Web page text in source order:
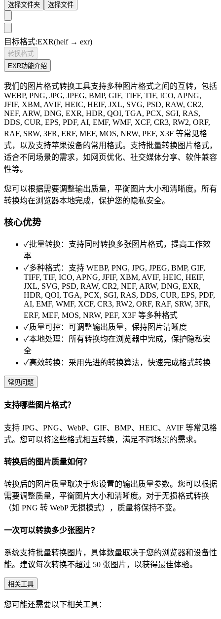
选择文件夹 选择文件
目标格式:EXR(heif → exr)
转换格式
EXR功能介绍
我们的图片格式转换工具支持多种图片格式之间的互转，包括
WEBP, PNG, JPG, JPEG, BMP, GIF, TIFF, TIF, ICO, APNG,
JFIF, XBM, AVIF, HEIC, HEIF, JXL, SVG, PSD, RAW, CR2,
NEF, ARW, DNG, EXR, HDR, QOI, TGA, PCX, SGI, RAS,
DDS, CUR, EPS, PDF, AI, EMF, WMF, XCF, CR3, RW2, ORF,
RAF, SRW, 3FR, ERF, MEF, MOS, NRW, PEF, X3F 等常见格
式，以及支持苹果设备的常用格式。支持批量转换图片格式，
适合不同场景的需求，如网页优化、社交媒体分享、软件兼容
性等。
您可以根据需要调整输出质量，平衡图片大小和清晰度。所有
转换均在浏览器本地完成，保护您的隐私安全。
核心优势
✓批量转换：支持同时转换多张图片格式，提高工作效
率
✓多种格式：支持 WEBP, PNG, JPG, JPEG, BMP, GIF,
TIFF, TIF, ICO, APNG, JFIF, XBM, AVIF, HEIC, HEIF,
JXL, SVG, PSD, RAW, CR2, NEF, ARW, DNG, EXR,
HDR, QOI, TGA, PCX, SGI, RAS, DDS, CUR, EPS, PDF,
AI, EMF, WMF, XCF, CR3, RW2, ORF, RAF, SRW, 3FR,
ERF, MEF, MOS, NRW, PEF, X3F 等多种格式
✓质量可控：可调整输出质量，保持图片清晰度
✓本地处理：所有转换均在浏览器中完成，保护隐私安
全
✓高效转换：采用先进的转换算法，快速完成格式转换
常见问题
支持哪些图片格式？
支持 JPG、PNG、WebP、GIF、BMP、HEIC、AVIF 等常见格
式。您可以将这些格式相互转换，满足不同场景的需求。
转换后的图片质量如何？
转换后的图片质量取决于您设置的输出质量参数。您可以根据
需要调整质量，平衡图片大小和清晰度。对于无损格式转换
（如 PNG 转 WebP 无损模式），质量将保持不变。
一次可以转换多少张图片？
系统支持批量转换图片，具体数量取决于您的浏览器和设备性
能。建议每次转换不超过 50 张图片，以获得最佳体验。
相关工具
您可能还需要以下相关工具：